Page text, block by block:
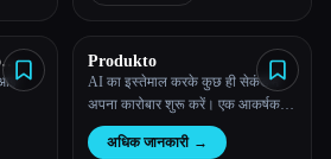
Produkto
AI का इस्तेमाल करके कुछ ही सेकंड में
अपना कारोबार शुरू करें। एक आकर्षक
ब्रैंड नाम बनाएं, मूल लोगो डिज़ाइन करें
और आसानी से एक पेशेवर वेबसाइट
अधिक जानकारी →